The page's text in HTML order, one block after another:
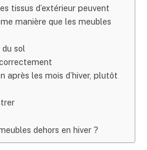
tissus d’extérieur peuvent
manière que les meubles
sol
après les mois d’hiver, plutôt
dehors en hiver ?